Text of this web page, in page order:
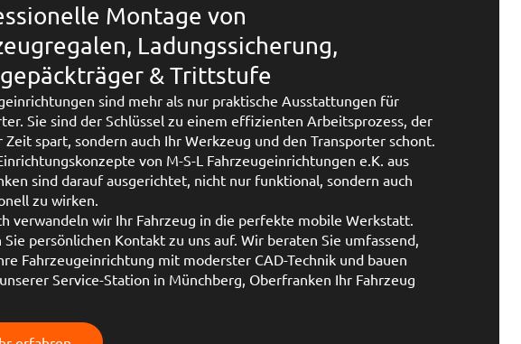
Montage von
Ladungssicherung,
& Trittstufe
sind mehr als nur praktische Ausstattungen für
Sie sind der Schlüssel zu einem effizienten Arbeitsprozess, der
Zeit spart, sondern auch Ihr Werkzeug und den Transporter schont.
von M-S-L Fahrzeugeinrichtungen e.K. aus
sind darauf ausgerichtet, nicht nur funktional, sondern auch
zu wirken.
verwandeln wir Ihr Fahrzeug in die perfekte mobile Werkstatt.
Sie persönlichen Kontakt zu uns auf. Wir beraten Sie umfassend,
Fahrzeugeinrichtung mit moderster CAD-Technik und bauen
Service-Station in Münchberg, Oberfranken Ihr Fahrzeug